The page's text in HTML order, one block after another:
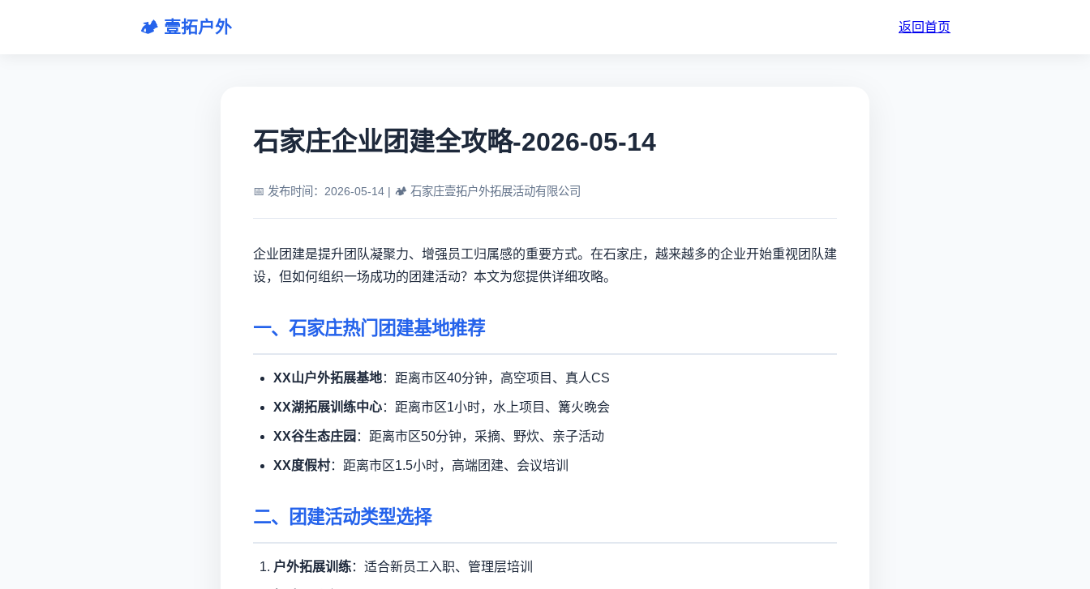
🏕️ 壹拓户外 返回首页
石家庄企业团建全攻略-2026-05-14
📅 发布时间：2026-05-14 | 🏕️ 石家庄壹拓户外拓展活动有限公司
企业团建是提升团队凝聚力、增强员工归属感的重要方式。在石家庄，越来越多的企业开始重视团队建
设，但如何组织一场成功的团建活动？本文为您提供详细攻略。
一、石家庄热门团建基地推荐
XX山户外拓展基地：距离市区40分钟，高空项目、真人CS
XX湖拓展训练中心：距离市区1小时，水上项目、篝火晚会
XX谷生态庄园 ：距离市区50分钟，采摘、野炊、亲子活动
XX度假村：距离市区1.5小时，高端团建、会议培训
二、团建活动类型选择
户外拓展训练：适合新员工入职、管理层培训